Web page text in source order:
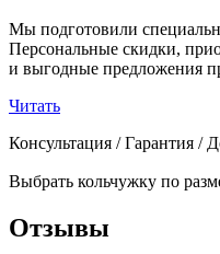
Мы подготовили
Персональные скидки,
и выгодные предложения
Читать
Консультация / Гарантия /
Выбрать кольчужку по
Отзывы